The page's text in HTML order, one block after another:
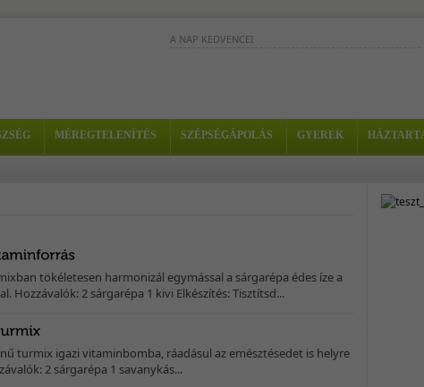
A NAP KEDVENCEI
Az alma, körte és sárgadinnye nagyon sok vitamint
tartalmaz. A finom összetevőkbőb tápláló,
méregtelenítő...
meglepően édeskés, bíbor színű itallal. -
MÉREGTELENÍTÉS SZÉPSÉGÁPOLÁS GYEREK
tökéletesen harmonizál egymással a sárgarépa édes íze a
Hozzávalók: 2 sárgarépa 1 kivi Elkészítés: Tisztítsd...
turmix igazi vitaminbomba, ráadásul az emésztésedet is helyre
2 sárgarépa 1 savanykás...